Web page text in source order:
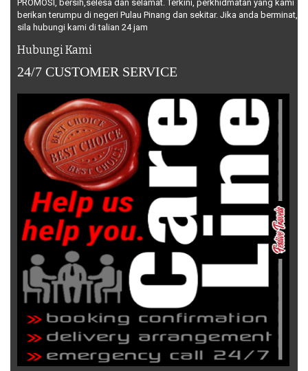
PROMOSI, bersih,selesa dan selamat. Terkini, perkhidmatan yang kami
berikan terumpu di negeri Pulau Pinang dan sekitar. Jika anda berminat,
sila hubungi kami di talian 24 jam
Hubungi Kami
24/7 CUSTOMER SERVICE